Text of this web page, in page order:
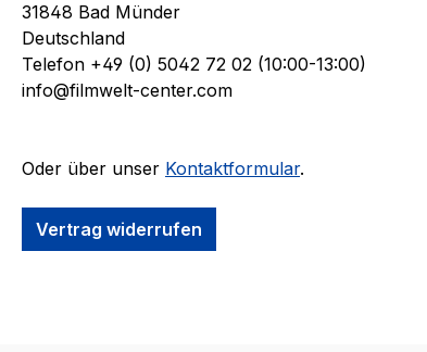
31848 Bad Münder
Deutschland
Telefon +49 (0) 5042 72 02 (10:00-13:00)
info@filmwelt-center.com
Oder über unser Kontaktformular.
Vertrag widerrufen